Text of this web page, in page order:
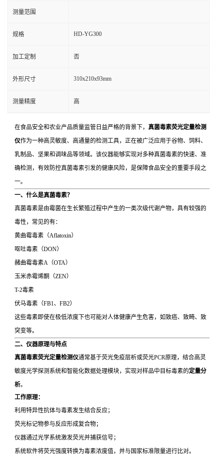
测量范围
规格 HD-YG300
加工定制 否
外形尺寸 310x210x93mm
测量精度 高
在食品安全和农业产品质量监管日益严格的背景下， 真菌毒素荧光定量检测
仪作为一种高灵敏度、高通量的检测工具，正在被广泛应用于谷物、饲料、
乳制品、坚果和调味品等领域。该仪器能够实现对多种真菌毒素的快速、准
确检测，有效防控真菌毒素引发的健康风险，是保障食品安全的重要手段之
一。
一、什么是真菌毒素？
真菌毒素是由霉菌在生长繁殖过程中产生的一类次级代谢产物，具有较强的
毒性，常见的有：
黄曲霉毒素（Aflatoxin）
呕吐毒素（DON）
赭曲霉毒素A（OTA）
玉米赤霉烯酮（ZEN）
T-2毒素
伏马毒素（FB1、FB2）
这些毒素即使在极低浓度下也可能对人体健康产生危害，如致癌、致畸、致
突变等。
二、仪器原理与特点
真菌毒素荧光定量检测仪通常基于荧光免疫层析或荧光PCR原理，结合高灵
敏度光学探测系统和智能化数据处理模块，实现对样品中目标毒素的定量分
析。
工作原理：
利用特异性抗体与毒素发生结合反应；
荧光标记物参与反应形成复合物；
仪器通过光学系统激发荧光并捕获信号；
系统软件将荧光强度转换为毒素浓度值，并与国家标准限量进行比对。